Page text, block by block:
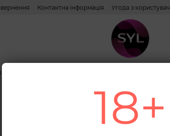
Контактна інформація Угода з
18+